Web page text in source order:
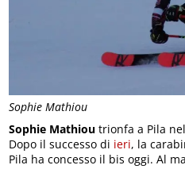
Sophie Mathiou
Sophie Mathiou trionfa a Pila
Dopo il successo di ieri, la
Pila ha concesso il bis oggi. Al